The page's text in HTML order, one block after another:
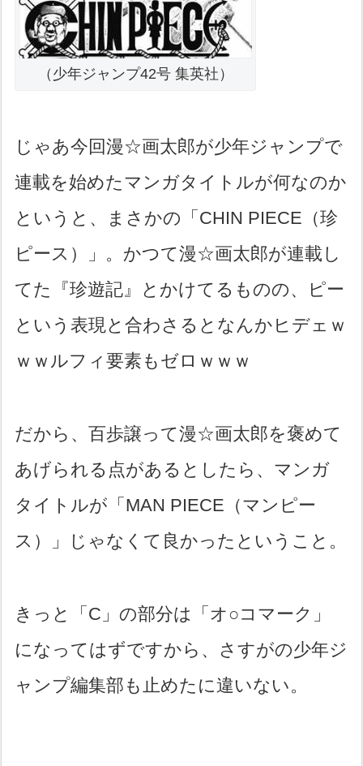
（少年ジャンプ42号 集英社）
じゃあ今回漫☆画太郎が少年ジャンプで
連載を始めたマンガタイトルが何なのか
というと、まさかの「CHIN PIECE（珍
ピース）」。かつて漫☆画太郎が連載し
てた『珍遊記』とかけてるものの、ピー
という表現と合わさるとなんかヒデェｗ
ｗｗルフィ要素もゼロｗｗｗ
だから、百歩譲って漫☆画太郎を褒めて
あげられる点があるとしたら、マンガ
タイトルが「MAN PIECE（マンピー
ス）」じゃなくて良かったということ。
きっと「C」の部分は「オ○コマーク」
になってはずですから、さすがの少年ジ
ャンプ編集部も止めたに違いない。